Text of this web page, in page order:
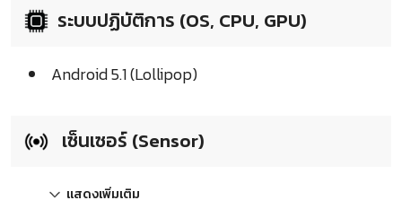
ระบบปฏิบัติการ (OS, CPU, GPU)
Android 5.1 (Lollipop)
เซ็นเซอร์ (Sensor)
แสดงเพิ่มเติม